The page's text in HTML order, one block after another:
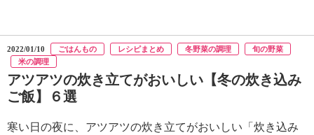
つ
よ
N
2022/01/10 ごはんもの レシピまとめ 冬野菜の調理
旬の野菜
米の調理
アツアツの炊き立てがおいしい【冬の炊き込み
ご飯】６選
寒い日の夜に、アツアツの炊き立てがおいしい「炊き込み